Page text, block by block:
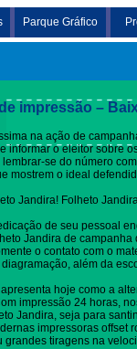
Parque Gráfico
impressão –
na ação de
informar o eleitor sobre
se do número
mostrem o ideal
Jandira! Folheto
de seu pessoal
Jandira de
o contato com o
além da
hoje como a
impressão 24 horas,
Jandira, seja para
impressoras offset
grandes tiragens na